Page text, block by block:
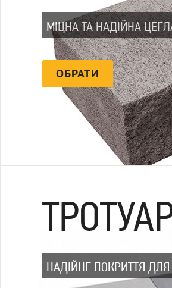
МІЦНА ТА НАДІЙНА
ОБРАТИ
НАДІЙНЕ ПОКРИТТЯ